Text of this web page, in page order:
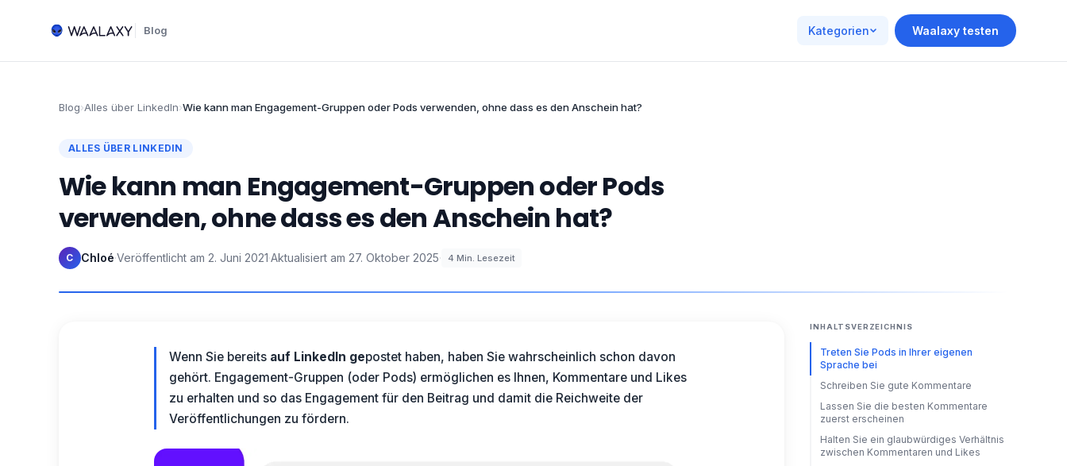
Blog Kategorien Waalaxy testen
Blog›Alles über LinkedIn›Wie kann man Engagement-Gruppen oder Pods verwenden, ohne dass es den Anschein hat?
ALLES ÜBER LINKEDIN
Wie kann man Engagement-Gruppen oder Pods
verwenden, ohne dass es den Anschein hat?
C Chloé·Veröffentlicht am 2. Juni 2021·Aktualisiert am 27. Oktober 2025· 4 Min. Lesezeit
Wenn Sie bereits auf LinkedIn gepostet haben, haben Sie wahrscheinlich schon davon
gehört. Engagement-Gruppen (oder Pods) ermöglichen es Ihnen, Kommentare und Likes
zu erhalten und so das Engagement für den Beitrag und damit die Reichweite der
Veröffentlichungen zu fördern.
INHALTSVERZEICHNIS
Treten Sie Pods in Ihrer eigenen
Sprache bei
Schreiben Sie gute Kommentare
Lassen Sie die besten Kommentare
zuerst erscheinen
Halten Sie ein glaubwürdiges Verhältnis
zwischen Kommentaren und Likes